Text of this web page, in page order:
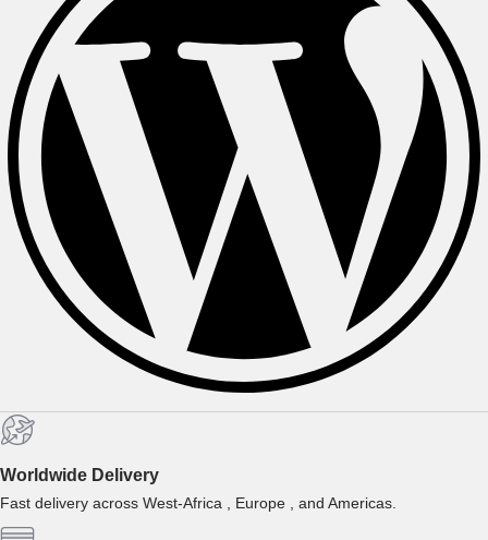
Worldwide Delivery
Fast delivery across West-Africa , Europe , and Americas.